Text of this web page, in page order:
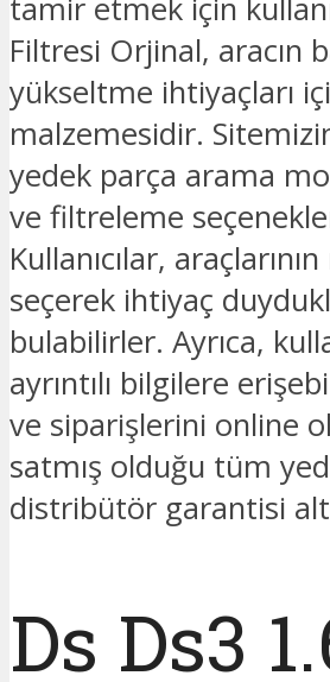
tamir etmek için
Filtresi Orjinal, aracın
yükseltme ihtiyaçları
malzemesidir.
yedek parça arama
ve filtreleme
Kullanıcılar,
seçerek ihtiyaç
bulabilirler. Ayrıca,
ayrıntılı bilgilere
ve siparişlerini online
satmış olduğu tüm
distribütör garantisi
Ds Ds3